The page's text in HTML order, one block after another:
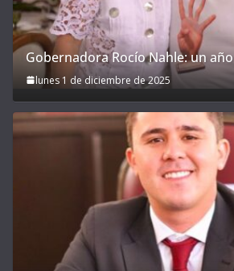
Gobernadora Rocío Nahle: un año
lunes 1 de diciembre de 2025